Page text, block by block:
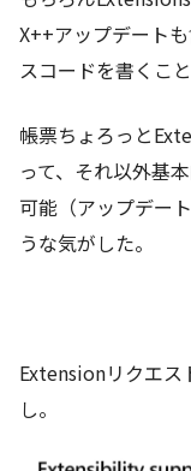
X++アップデート
スコードを書くこ
帳票ちょろっと
って、それ以外基
可能（アップデー
うな気がした。
Extensionリクエス
し。